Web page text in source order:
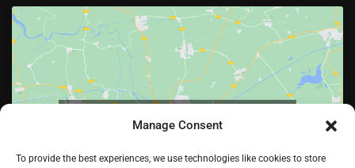
Manage Consent
To provide the best experiences, we use technologies like cookies to store
et activer ce contenu